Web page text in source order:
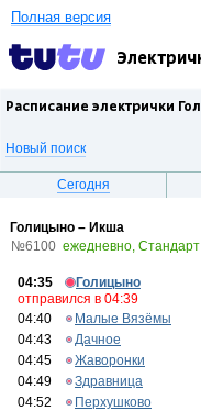
Полная версия
Расписание электрички
Новый поиск
Сегодня
Голицыно – Икша
№6100 ежедневно,
04:35
Голицыно
отправился в 04:39
04:40
Малые Вязёмы
04:43
Дачное
04:45
Жаворонки
04:49
Здравница
04:52
Перхушково